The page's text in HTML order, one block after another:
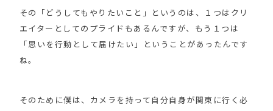
その「どうしてもやりたいこと」というのは、１つはクリ
エイターとしてのプライドもあるんですが、もう１つは
「思いを行動として届けたい」ということがあったんです
ね。
そのために僕は、カメラを持って自分自身が関東に行く必